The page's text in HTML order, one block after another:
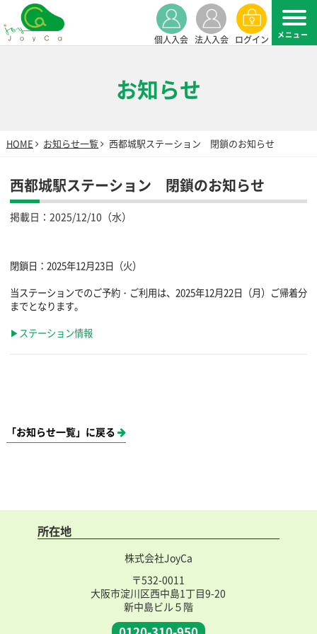
個人入会 法人入会 ログイン
お知らせ
HOME お知らせ一覧 西都城駅ステーション 閉鎖のお知らせ
西都城駅ステーション 閉鎖のお知らせ
掲載日： 2025/12/10（水）
閉鎖日：2025年12月23日（火）
当ステーションでのご予約・ご利用は、2025年12月22日（月）ご帰着分
までとなります。
▶ステーション情報
「お知らせ一覧」に戻る
所在地
株式会社JoyCa
〒532-0011
大阪市淀川区西中島1丁目9-20
新中島ビル５階